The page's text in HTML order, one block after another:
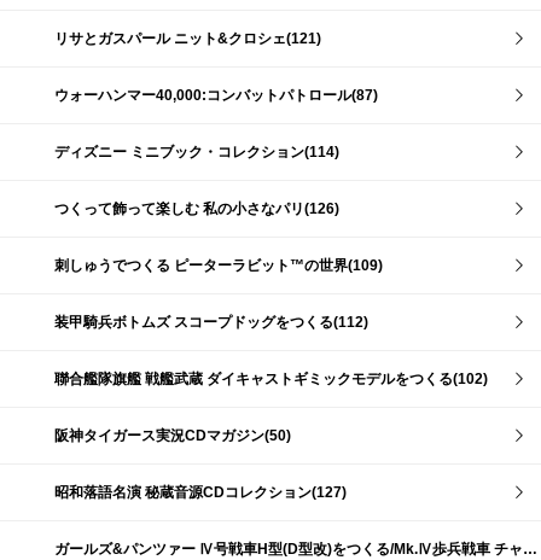
リサとガスパール ニット&クロシェ(121)
ウォーハンマー40,000:コンバットパトロール(87)
ディズニー ミニブック・コレクション(114)
つくって飾って楽しむ 私の小さなパリ(126)
刺しゅうでつくる ピーターラビット™の世界(109)
装甲騎兵ボトムズ スコープドッグをつくる(112)
聯合艦隊旗艦 戦艦武蔵 ダイキャストギミックモデルをつくる(102)
阪神タイガース実況CDマガジン(50)
昭和落語名演 秘蔵音源CDコレクション(127)
ガールズ&パンツァー Ⅳ号戦車H型(D型改)をつくる/Mk.Ⅳ歩兵戦車 チャーチルMk.Ⅶをつくる(191)